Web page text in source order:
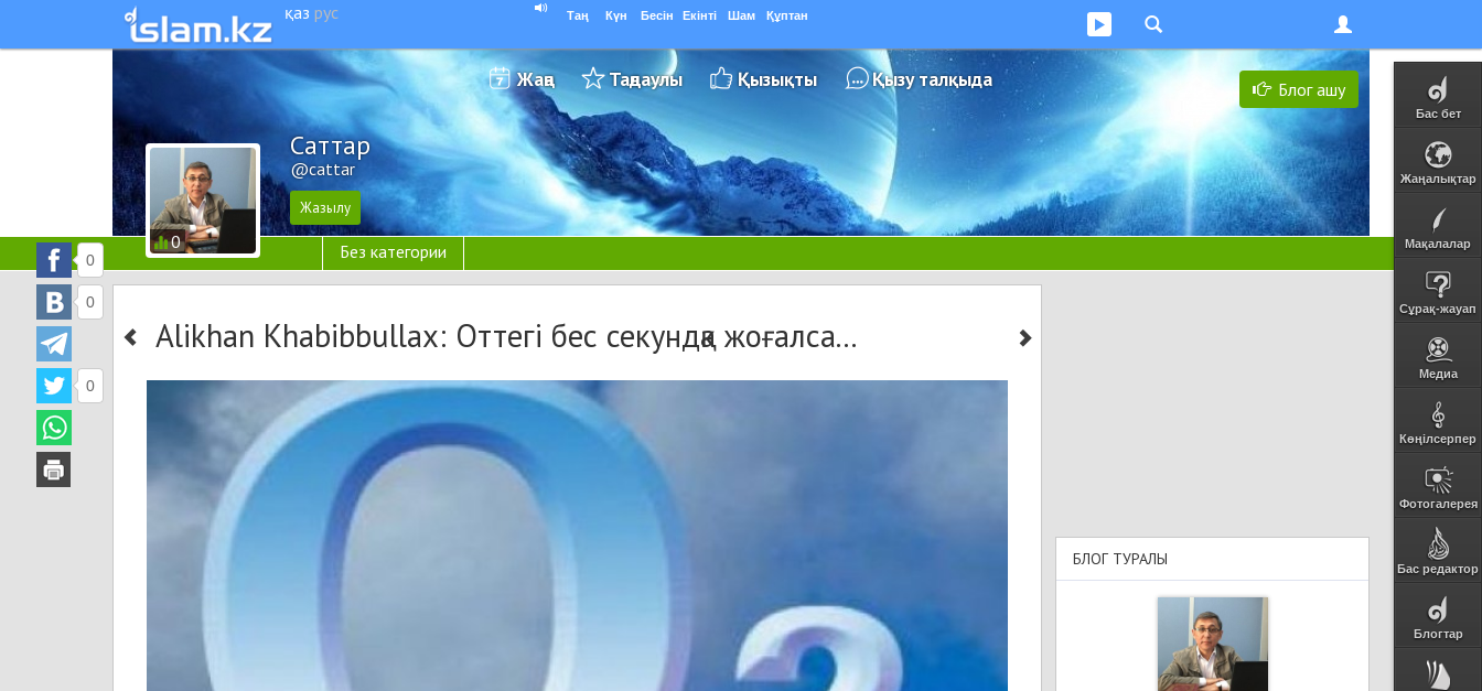
қаз рус Таң Күн Бесін Екінті Шам Құптан
Бас бет
Жаңалықтар
Мақалалар
Сұрақ-жауап
Медиа
Көңілсерпер
Фотогалерея
Бас редактор
Блогтар
Блог ашу
Жаңа Таңдаулы Қызықты Қызу талқыда
0
Cаттар
@cattar
Без категории
Alikhan Khabibbullax: Оттегі бес секундқа жоғалса...
0
0
0
БЛОГ ТУРАЛЫ